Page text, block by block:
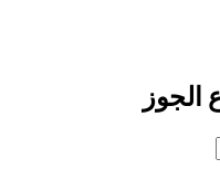
الجوز